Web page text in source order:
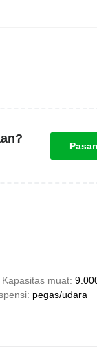
Kapasitas muat
pegas/udara